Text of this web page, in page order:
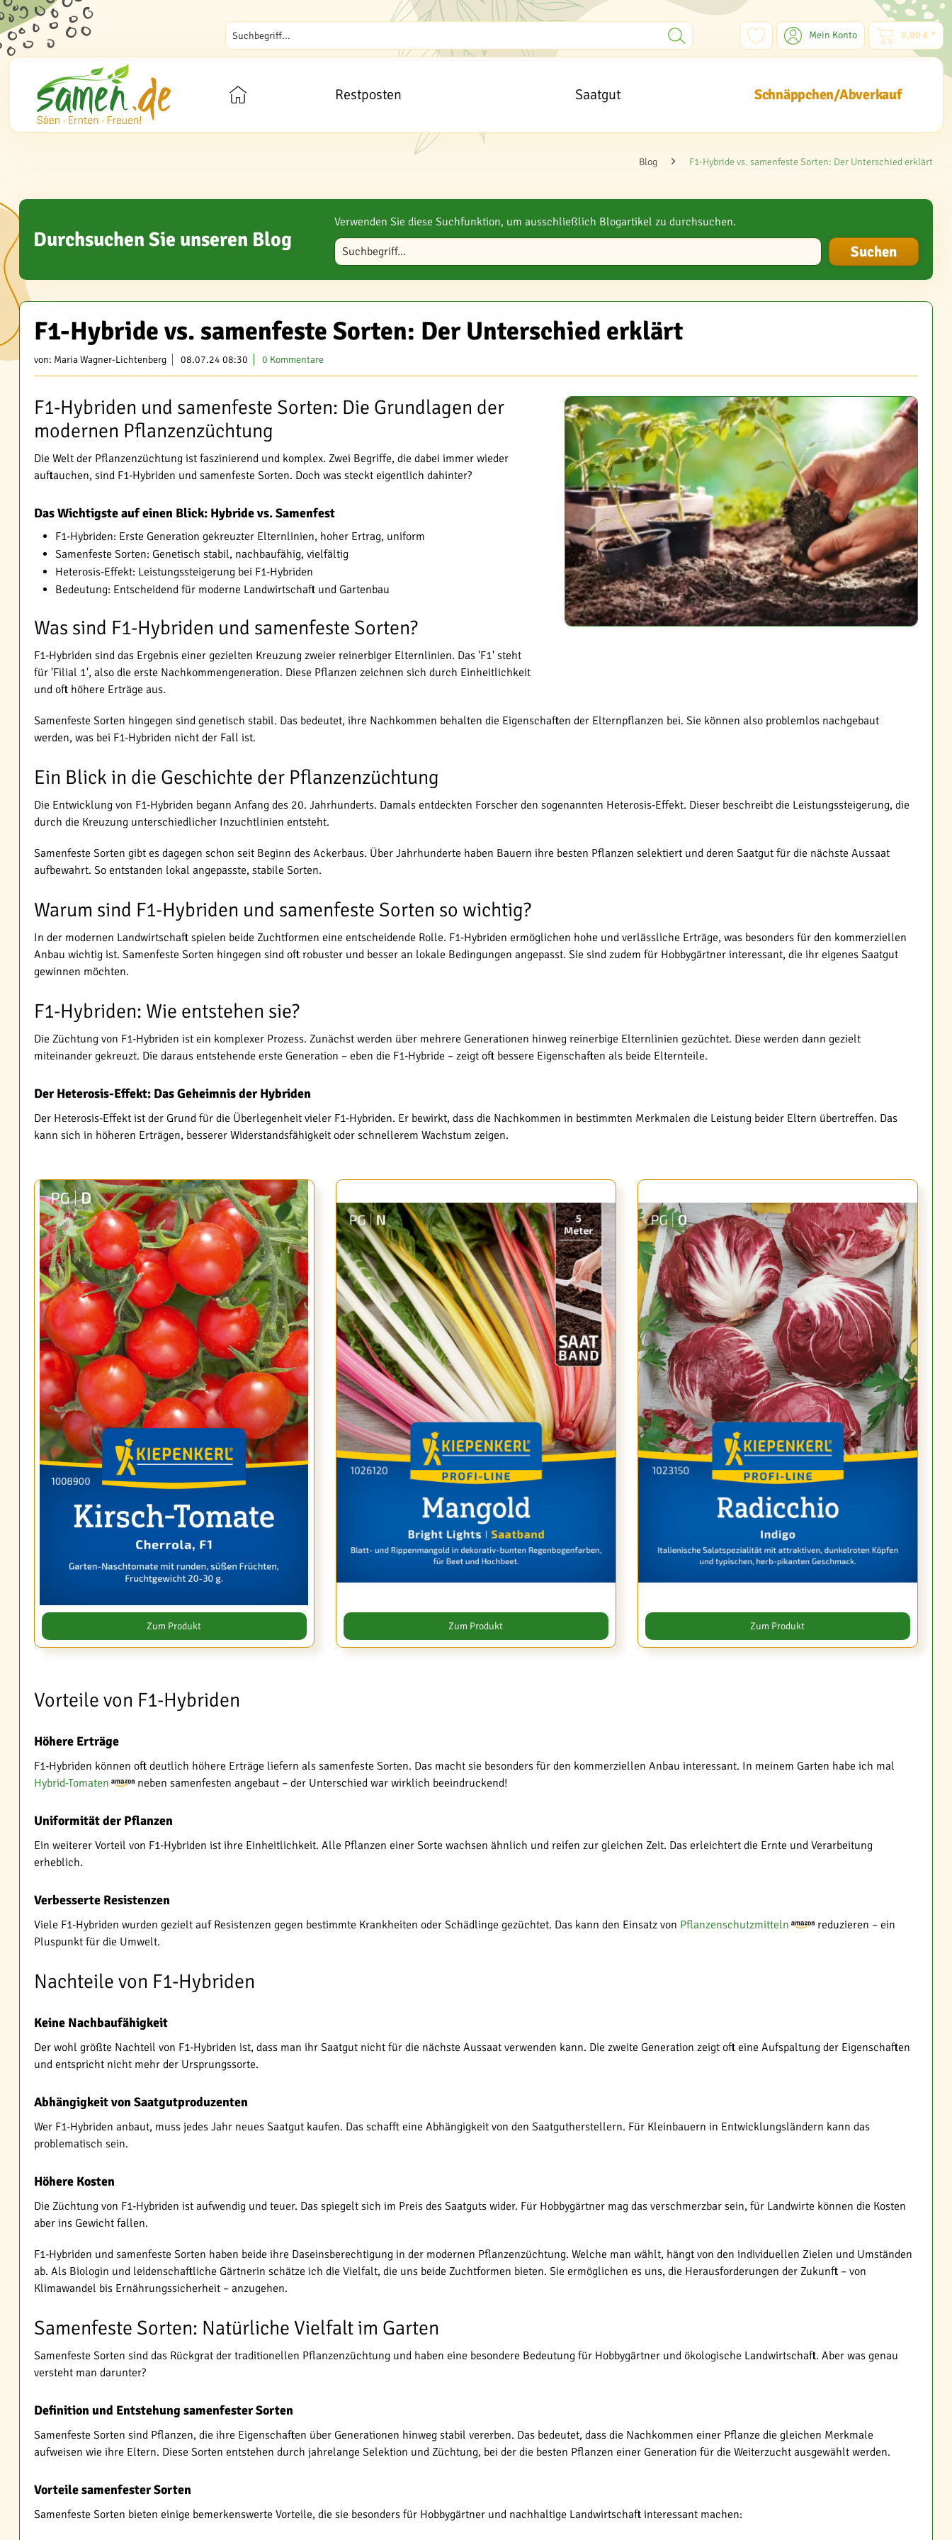
Mein Konto 0,00 € *
Restposten Saatgut Schnäppchen/Abverkauf
Blog F1-Hybride vs. samenfeste Sorten: Der Unterschied erklärt
Durchsuchen Sie unseren Blog
Verwenden Sie diese Suchfunktion, um ausschließlich Blogartikel zu durchsuchen.
Blog durchsuchen
F1-Hybride vs. samenfeste Sorten: Der Unterschied erklärt
von: Maria Wagner-Lichtenberg 08.07.24 08:30 0 Kommentare
F1-Hybriden und samenfeste Sorten: Die Grundlagen der
modernen Pflanzenzüchtung
Die Welt der Pflanzenzüchtung ist faszinierend und komplex. Zwei Begriffe, die dabei immer wieder
auftauchen, sind F1-Hybriden und samenfeste Sorten. Doch was steckt eigentlich dahinter?
Das Wichtigste auf einen Blick: Hybride vs. Samenfest
F1-Hybriden: Erste Generation gekreuzter Elternlinien, hoher Ertrag, uniform
Samenfeste Sorten: Genetisch stabil, nachbaufähig, vielfältig
Heterosis-Effekt: Leistungssteigerung bei F1-Hybriden
Bedeutung: Entscheidend für moderne Landwirtschaft und Gartenbau
Was sind F1-Hybriden und samenfeste Sorten?
F1-Hybriden sind das Ergebnis einer gezielten Kreuzung zweier reinerbiger Elternlinien. Das 'F1' steht
für 'Filial 1', also die erste Nachkommengeneration. Diese Pflanzen zeichnen sich durch Einheitlichkeit
und oft höhere Erträge aus.
Samenfeste Sorten hingegen sind genetisch stabil. Das bedeutet, ihre Nachkommen behalten die Eigenschaften der Elternpflanzen bei. Sie können also problemlos nachgebaut
werden, was bei F1-Hybriden nicht der Fall ist.
Ein Blick in die Geschichte der Pflanzenzüchtung
Die Entwicklung von F1-Hybriden begann Anfang des 20. Jahrhunderts. Damals entdeckten Forscher den sogenannten Heterosis-Effekt. Dieser beschreibt die Leistungssteigerung, die
durch die Kreuzung unterschiedlicher Inzuchtlinien entsteht.
Samenfeste Sorten gibt es dagegen schon seit Beginn des Ackerbaus. Über Jahrhunderte haben Bauern ihre besten Pflanzen selektiert und deren Saatgut für die nächste Aussaat
aufbewahrt. So entstanden lokal angepasste, stabile Sorten.
Warum sind F1-Hybriden und samenfeste Sorten so wichtig?
In der modernen Landwirtschaft spielen beide Zuchtformen eine entscheidende Rolle. F1-Hybriden ermöglichen hohe und verlässliche Erträge, was besonders für den kommerziellen
Anbau wichtig ist. Samenfeste Sorten hingegen sind oft robuster und besser an lokale Bedingungen angepasst. Sie sind zudem für Hobbygärtner interessant, die ihr eigenes Saatgut
gewinnen möchten.
F1-Hybriden: Wie entstehen sie?
Die Züchtung von F1-Hybriden ist ein komplexer Prozess. Zunächst werden über mehrere Generationen hinweg reinerbige Elternlinien gezüchtet. Diese werden dann gezielt
miteinander gekreuzt. Die daraus entstehende erste Generation – eben die F1-Hybride – zeigt oft bessere Eigenschaften als beide Elternteile.
Der Heterosis-Effekt: Das Geheimnis der Hybriden
Der Heterosis-Effekt ist der Grund für die Überlegenheit vieler F1-Hybriden. Er bewirkt, dass die Nachkommen in bestimmten Merkmalen die Leistung beider Eltern übertreffen. Das
kann sich in höheren Erträgen, besserer Widerstandsfähigkeit oder schnellerem Wachstum zeigen.
Zum Produkt Zum Produkt Zum Produkt
Vorteile von F1-Hybriden
Höhere Erträge
F1-Hybriden können oft deutlich höhere Erträge liefern als samenfeste Sorten. Das macht sie besonders für den kommerziellen Anbau interessant. In meinem Garten habe ich mal
Hybrid-Tomaten
neben samenfesten angebaut – der Unterschied war wirklich beeindruckend!
Uniformität der Pflanzen
Ein weiterer Vorteil von F1-Hybriden ist ihre Einheitlichkeit. Alle Pflanzen einer Sorte wachsen ähnlich und reifen zur gleichen Zeit. Das erleichtert die Ernte und Verarbeitung
erheblich.
Verbesserte Resistenzen
Viele F1-Hybriden wurden gezielt auf Resistenzen gegen bestimmte Krankheiten oder Schädlinge gezüchtet. Das kann den Einsatz von Pflanzenschutzmitteln
reduzieren – ein
Pluspunkt für die Umwelt.
Nachteile von F1-Hybriden
Keine Nachbaufähigkeit
Der wohl größte Nachteil von F1-Hybriden ist, dass man ihr Saatgut nicht für die nächste Aussaat verwenden kann. Die zweite Generation zeigt oft eine Aufspaltung der Eigenschaften
und entspricht nicht mehr der Ursprungssorte.
Abhängigkeit von Saatgutproduzenten
Wer F1-Hybriden anbaut, muss jedes Jahr neues Saatgut kaufen. Das schafft eine Abhängigkeit von den Saatgutherstellern. Für Kleinbauern in Entwicklungsländern kann das
problematisch sein.
Höhere Kosten
Die Züchtung von F1-Hybriden ist aufwendig und teuer. Das spiegelt sich im Preis des Saatguts wider. Für Hobbygärtner mag das verschmerzbar sein, für Landwirte können die Kosten
aber ins Gewicht fallen.
F1-Hybriden und samenfeste Sorten haben beide ihre Daseinsberechtigung in der modernen Pflanzenzüchtung. Welche man wählt, hängt von den individuellen Zielen und Umständen
ab. Als Biologin und leidenschaftliche Gärtnerin schätze ich die Vielfalt, die uns beide Zuchtformen bieten. Sie ermöglichen es uns, die Herausforderungen der Zukunft – von
Klimawandel bis Ernährungssicherheit – anzugehen.
Samenfeste Sorten: Natürliche Vielfalt im Garten
Samenfeste Sorten sind das Rückgrat der traditionellen Pflanzenzüchtung und haben eine besondere Bedeutung für Hobbygärtner und ökologische Landwirtschaft. Aber was genau
versteht man darunter?
Definition und Entstehung samenfester Sorten
Samenfeste Sorten sind Pflanzen, die ihre Eigenschaften über Generationen hinweg stabil vererben. Das bedeutet, dass die Nachkommen einer Pflanze die gleichen Merkmale
aufweisen wie ihre Eltern. Diese Sorten entstehen durch jahrelange Selektion und Züchtung, bei der die besten Pflanzen einer Generation für die Weiterzucht ausgewählt werden.
Vorteile samenfester Sorten
Samenfeste Sorten bieten einige bemerkenswerte Vorteile, die sie besonders für Hobbygärtner und nachhaltige Landwirtschaft interessant machen: